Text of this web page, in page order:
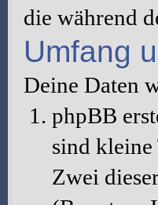
die während
Umfang
Deine Daten
phpBB
sind kleine
Zwei